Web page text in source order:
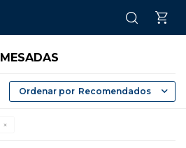
MESADAS
Recomendados